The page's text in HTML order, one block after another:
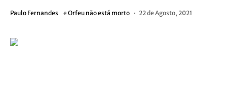
Paulo Fernandes e Orfeu não está morto 22 de Agosto, 2021